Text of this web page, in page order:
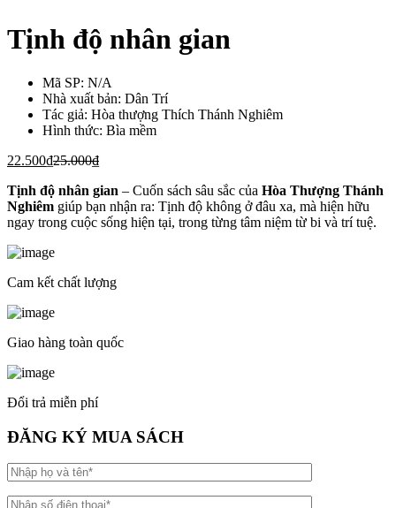
Tịnh độ nhân gian
Mã SP: N/A
Nhà xuất bản: Dân Trí
Tác giả: Hòa thượng Thích Thánh Nghiêm
Hình thức: Bìa mềm
22.500₫25.000₫
Tịnh độ nhân gian – Cuốn sách sâu sắc của Hòa Thượng Thánh
Nghiêm giúp bạn nhận ra: Tịnh độ không ở đâu xa, mà hiện hữu
ngay trong cuộc sống hiện tại, trong từng tâm niệm từ bi và trí tuệ.
Cam kết chất lượng
Giao hàng toàn quốc
Đổi trả miễn phí
ĐĂNG KÝ MUA SÁCH